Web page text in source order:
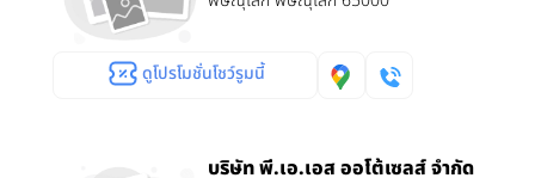
ดูโปรโมชั่นโชว์รูมนี้
บริษัท พี.เอ.เอส ออโต้เซลส์ จำกัด